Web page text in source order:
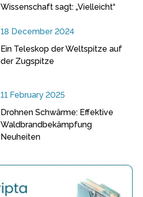
Wissenschaft sagt: „Vielleicht“
18 December 2024
Ein Teleskop der Weltspitze auf
der Zugspitze
11 February 2025
Drohnen Schwärme: Effektive
Waldbrandbekämpfung
Neuheiten